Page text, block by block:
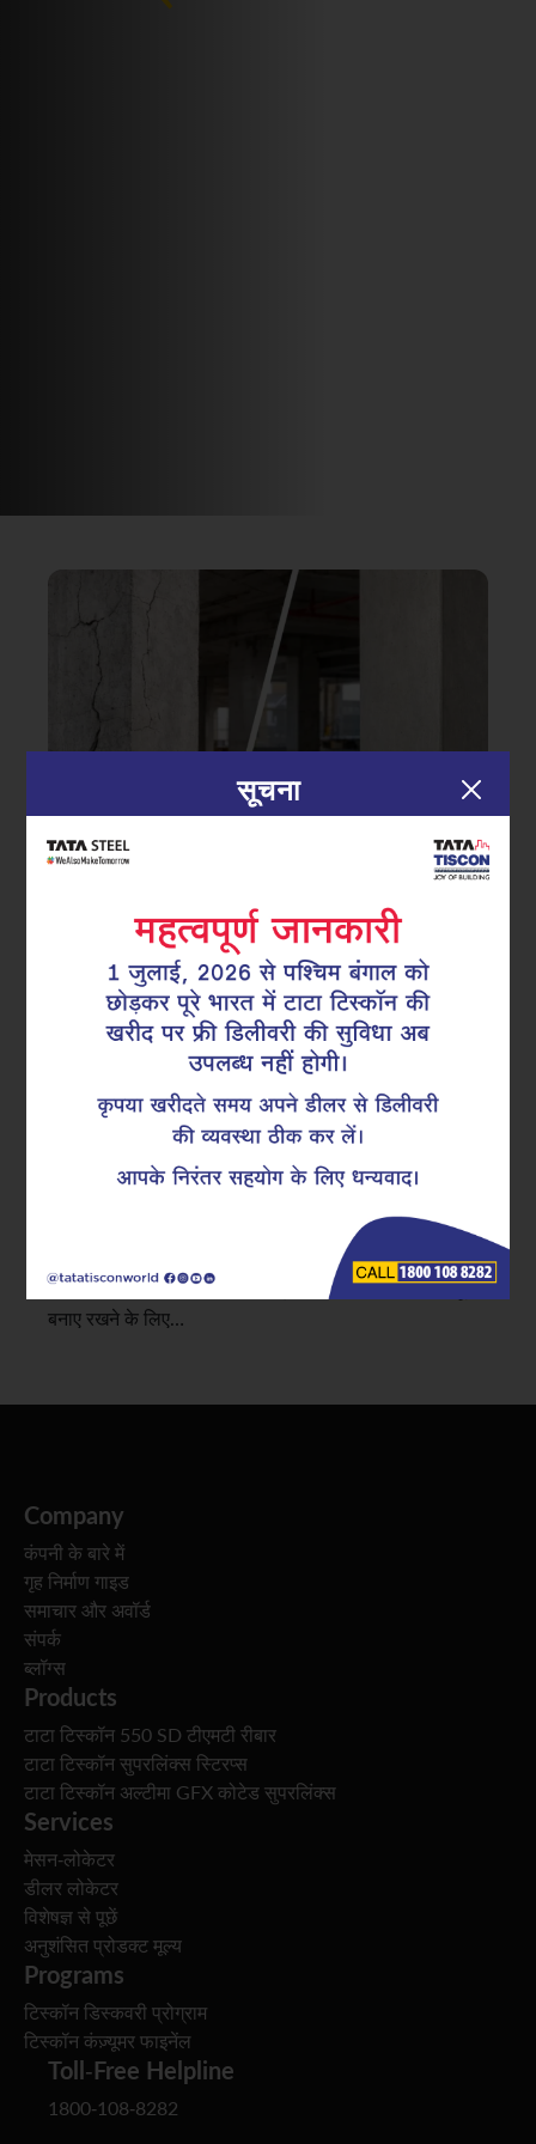
सुपरलिंक्स
वाणिज्यिक भवनों के कॉलम में शुरुआती दरारें:
सही रिइनफोर्समेंट डिटेलिंग से बचाव कैसे करें
कमर्शियल निर्माण में, रिइनफोर्स्ड सीमेंट कंक्रीट (RCC) कॉलम
नींव तक पहुंचाते हैं। इन कॉलमों में शुरुआती दरारें आना तनाव,
निर्माण में त्रुटि या सरिया (reinforcement) व्यवस्था में कमी का
संकेत हो सकता है। सही कॉलम रिइनफोर्समेंट संरचना की मजबूती
बनाए रखने के लिए…
Company
कंपनी के बारे में
गृह निर्माण गाइड
समाचार और अवॉर्ड
संपर्क
ब्लॉग्स
Products
टाटा टिस्कॉन 550 SD टीएमटी रीबार
टाटा टिस्कॉन सुपरलिंक्स स्टिरप्स
टाटा टिस्कॉन अल्टीमा GFX कोटेड सुपरलिंक्स
Services
मेसन-लोकेटर
डीलर लोकेटर
विशेषज्ञ से पूछें
अनुशंसित प्रोडक्ट मूल्य
Programs
टिस्कॉन डिस्कवरी प्रोग्राम
टिस्कॉन कंज़्यूमर फाइनेंल
Toll-Free Helpline
1800-108-8282
सूचना